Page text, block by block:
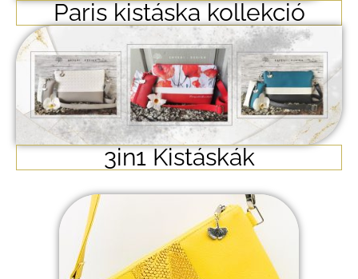
Paris kistáska kollekció
3in1 Kistáskák